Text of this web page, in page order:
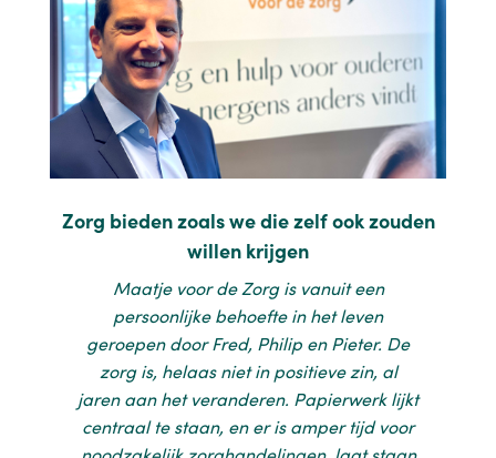
Zorg bieden zoals we die zelf ook zouden
willen krijgen
Maatje voor de Zorg is vanuit een
persoonlijke behoefte in het leven
geroepen door Fred, Philip en Pieter. De
zorg is, helaas niet in positieve zin, al
jaren aan het veranderen. Papierwerk lijkt
centraal te staan, en er is amper tijd voor